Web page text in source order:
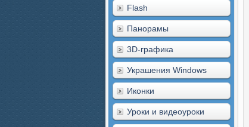
Flash
Панорамы
3D-графика
Украшения Windows
Иконки
Уроки и видеоуроки